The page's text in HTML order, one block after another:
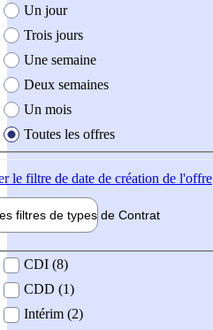
création de l'offre
Un jour
Trois jours
Une semaine
Deux semaines
Un mois
Toutes les offres
le filtre de date de création de l'offre
filtres de types de Contrat
contrat
CDI (8)
CDD (1)
Intérim (2)